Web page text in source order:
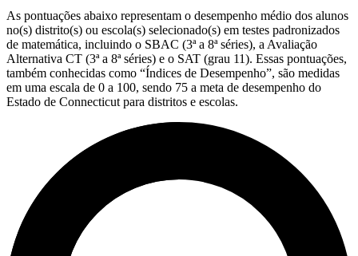
As pontuações abaixo representam o desempenho médio dos alunos
no(s) distrito(s) ou escola(s) selecionado(s) em testes padronizados
de matemática, incluindo o SBAC (3ª a 8ª séries), a Avaliação
Alternativa CT (3ª a 8ª séries) e o SAT (grau 11). Essas pontuações,
também conhecidas como “Índices de Desempenho”, são medidas
em uma escala de 0 a 100, sendo 75 a meta de desempenho do
Estado de Connecticut para distritos e escolas.